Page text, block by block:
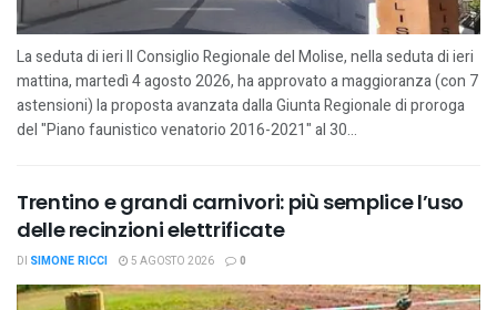
La seduta di ieri Il Consiglio Regionale del Molise, nella seduta di ieri
mattina, martedì 4 agosto 2026, ha approvato a maggioranza (con 7
astensioni) la proposta avanzata dalla Giunta Regionale di proroga
del "Piano faunistico venatorio 2016-2021" al 30...
Trentino e grandi carnivori: più semplice l’uso
delle recinzioni elettrificate
DI SIMONE RICCI 5 AGOSTO 2026 0